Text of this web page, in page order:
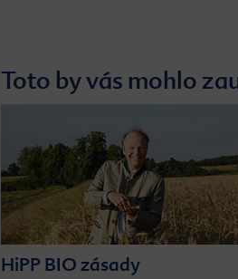
Toto by vás mohlo
HiPP BIO zásady